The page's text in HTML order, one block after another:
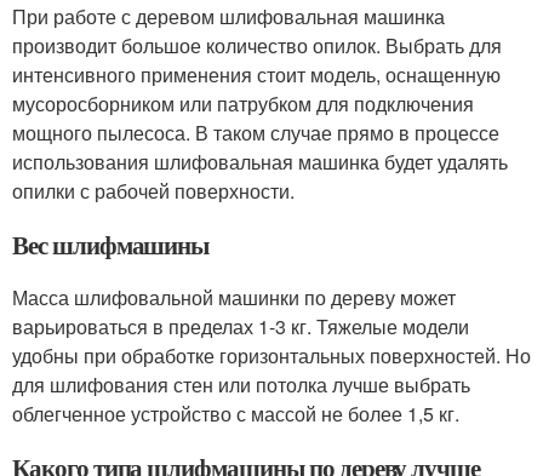
При работе с деревом шлифовальная машинка
производит большое количество опилок. Выбрать для
интенсивного применения стоит модель, оснащенную
мусоросборником или патрубком для подключения
мощного пылесоса. В таком случае прямо в процессе
использования шлифовальная машинка будет удалять
опилки с рабочей поверхности.
Вес шлифмашины
Масса шлифовальной машинки по дереву может
варьироваться в пределах 1-3 кг. Тяжелые модели
удобны при обработке горизонтальных поверхностей. Но
для шлифования стен или потолка лучше выбрать
облегченное устройство с массой не более 1,5 кг.
Какого типа шлифмашины по дереву лучше